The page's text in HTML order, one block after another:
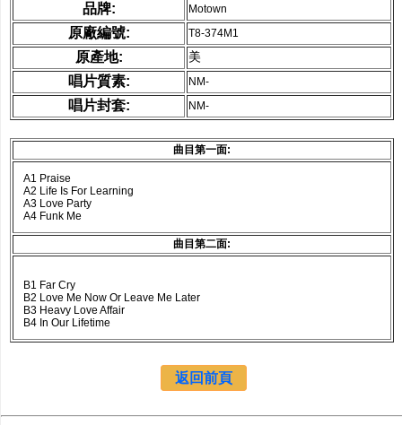
品牌: Motown
原廠編號: T8-374M1
原產地: 美
唱片質素: NM-
唱片封套: NM-
曲目第一面:
A1 Praise
A2 Life Is For Learning
A3 Love Party
A4 Funk Me
曲目第二面:
B1 Far Cry
B2 Love Me Now Or Leave Me Later
B3 Heavy Love Affair
B4 In Our Lifetime
返回前頁